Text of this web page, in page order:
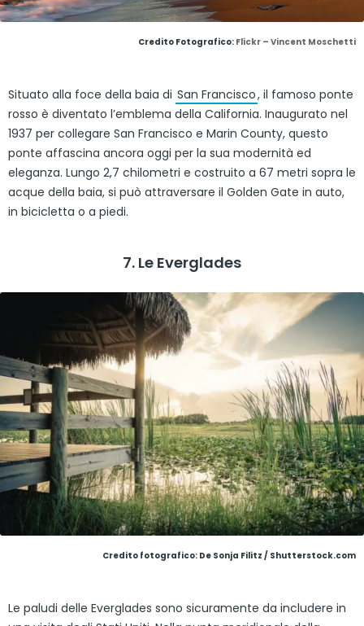
Credito Fotografico: Flickr – Vincent Moschetti
Situato alla foce della baia di San Francisco, il famoso ponte
rosso è diventato l’emblema della California. Inaugurato nel
1937 per collegare San Francisco e Marin County, questo
ponte affascina ancora oggi per la sua modernità ed
eleganza. Lungo 2,7 chilometri e costruito a 67 metri sopra le
acque della baia, si può attraversare il Golden Gate in auto,
in bicicletta o a piedi.
7. Le Everglades
Credito fotografico: De Sonja Filitz / Shutterstock.com
Le paludi delle Everglades sono sicuramente da includere in